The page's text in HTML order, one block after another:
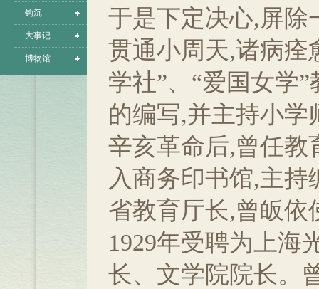
钩沉
大事记
博物馆
于是下定决心,屏除
贯通小周天,诸病痊
学社”、“爱国女学
的编写,并主持小学
辛亥革命后,曾任教
入商务印书馆,主
省教育厅长,曾皈依
1929年受聘为上海
长、文学院院长。